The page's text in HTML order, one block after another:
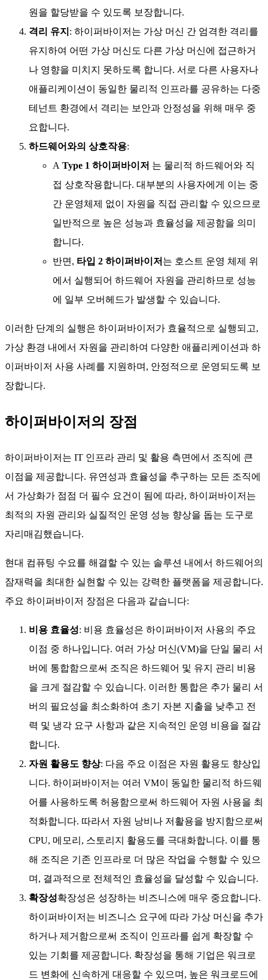
원을 할당받을 수 있도록 보장합니다.
격리 유지 : 하이퍼바이저는 가상 머신 간 엄격한 격리를
유지하여 어떤 가상 머신도 다른 가상 머신에 접근하거
나 영향을 미치지 못하도록 합니다. 서로 다른 사용자나
애플리케이션이 동일한 물리적 인프라를 공유하는 다중
테넌트 환경에서 격리는 보안과 안정성을 위해 매우 중
요합니다.
하드웨어와의 상호작용:
A Type 1 하이퍼바이저 는 물리적 하드웨어와 직
접 상호작용합니다. 대부분의 사용자에게 이는 중
간 운영체제 없이 자원을 직접 관리할 수 있으므로
일반적으로 높은 성능과 효율성을 제공함을 의미
합니다.
반면, 타입 2 하이퍼바이저 는 호스트 운영 체제 위
에서 실행되어 하드웨어 자원을 관리하므로 성능
에 일부 오버헤드가 발생할 수 있습니다.
이러한 단계의 실행은 하이퍼바이저가 효율적으로 실행되고,
가상 환경 내에서 자원을 관리하여 다양한 애플리케이션과 하
이퍼바이저 사용 사례를 지원하며, 안정적으로 운영되도록 보
장합니다.
하이퍼바이저의 장점
하이퍼바이저는 IT 인프라 관리 및 활용 측면에서 조직에 큰
이점을 제공합니다. 유연성과 효율성을 추구하는 모든 조직에
서 가상화가 점점 더 필수 요건이 됨에 따라, 하이퍼바이저는
최적의 자원 관리와 실질적인 운영 성능 향상을 돕는 도구로
자리매김했습니다.
현대 컴퓨팅 수요를 해결할 수 있는 솔루션 내에서 하드웨어의
잠재력을 최대한 실현할 수 있는 강력한 플랫폼을 제공합니다.
주요 하이퍼바이저 장점은 다음과 같습니다:
비용 효율성: 비용 효율성은 하이퍼바이저 사용의 주요
이점 중 하나입니다. 여러 가상 머신(VM)을 단일 물리 서
버에 통합함으로써 조직은 하드웨어 및 유지 관리 비용
을 크게 절감할 수 있습니다. 이러한 통합은 추가 물리 서
버의 필요성을 최소화하여 초기 자본 지출을 낮추고 전
력 및 냉각 요구 사항과 같은 지속적인 운영 비용을 절감
합니다.
자원 활용도 향상: 다음 주요 이점은 자원 활용도 향상입
니다. 하이퍼바이저는 여러 VM이 동일한 물리적 하드웨
어를 사용하도록 허용함으로써 하드웨어 자원 사용을 최
적화합니다. 따라서 자원 낭비나 저활용을 방지함으로써
CPU, 메모리, 스토리지 활용도를 극대화합니다. 이를 통
해 조직은 기존 인프라로 더 많은 작업을 수행할 수 있으
며, 결과적으로 전체적인 효율성을 달성할 수 있습니다.
확장성확장성은 성장하는 비즈니스에 매우 중요합니다.
하이퍼바이저는 비즈니스 요구에 따라 가상 머신을 추가
하거나 제거함으로써 조직이 인프라를 쉽게 확장할 수
있는 기회를 제공합니다. 확장성을 통해 기업은 워크로
드 변화에 신속하게 대응할 수 있으며, 높은 워크로드에